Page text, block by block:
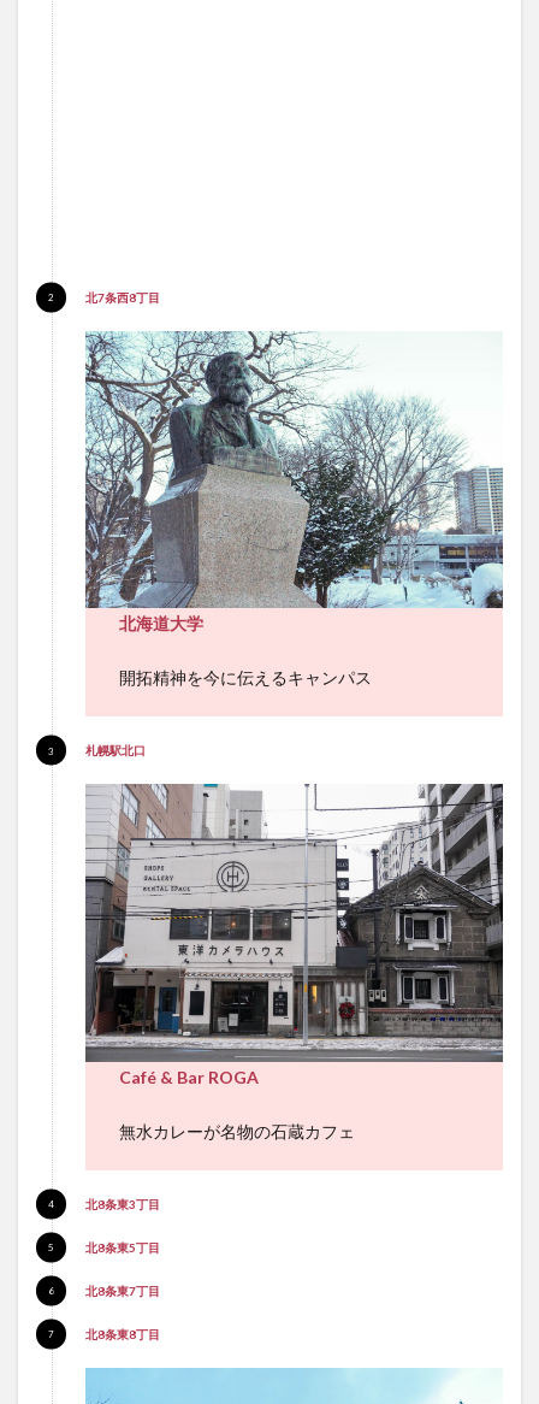
北7条西8丁目
北海道大学
開拓精神を今に伝えるキャンパス
札幌駅北口
Café & Bar ROGA
無水カレーが名物の石蔵カフェ
北8条東3丁目
北8条東5丁目
北8条東7丁目
北8条東8丁目